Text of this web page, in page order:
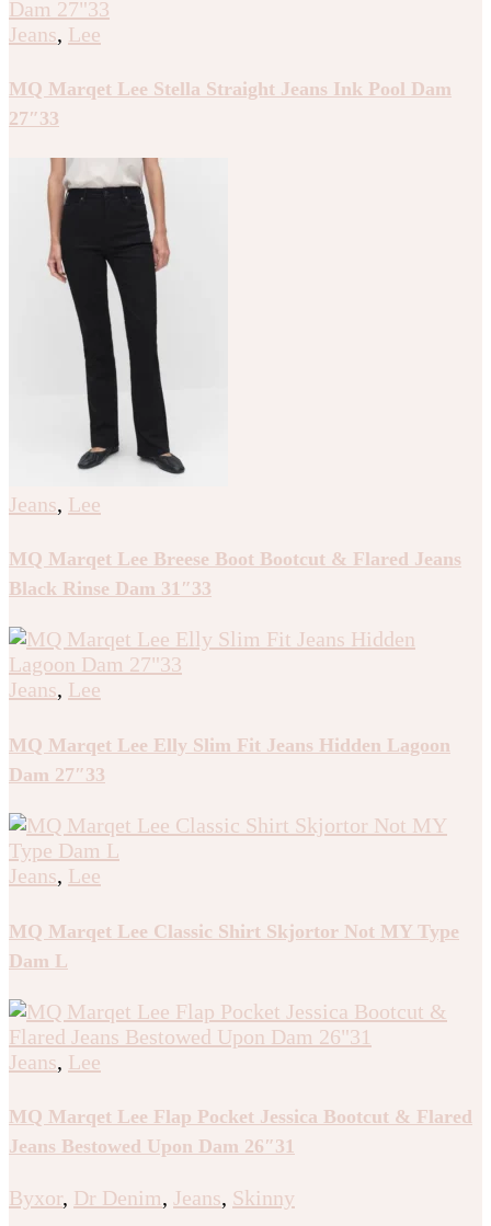
Jeans, Lee
MQ Marqet Lee Stella Straight Jeans Ink Pool Dam
27″33
Jeans, Lee
MQ Marqet Lee Breese Boot Bootcut & Flared Jeans
Black Rinse Dam 31″33
Jeans, Lee
MQ Marqet Lee Elly Slim Fit Jeans Hidden Lagoon
Dam 27″33
Jeans, Lee
MQ Marqet Lee Classic Shirt Skjortor Not MY Type
Dam L
Jeans, Lee
MQ Marqet Lee Flap Pocket Jessica Bootcut & Flared
Jeans Bestowed Upon Dam 26″31
Byxor, Dr Denim, Jeans, Skinny